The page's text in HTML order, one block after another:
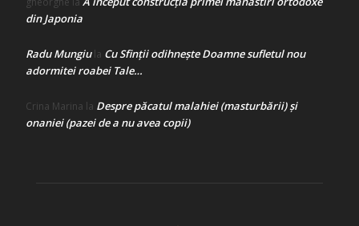
din Japonia
Radu Mungiula Cu Sfinții odihnește Doamne sufletul nou
adormitei roabei Tale…
Crina Marina la Despre păcatul malahiei (masturbării) şi
onaniei (pazei de a nu avea copii)